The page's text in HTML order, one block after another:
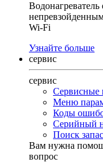
Wi-Fi
Узнайте больше
сервис
сервис
Сервисные
Меню
Коды
Серийный
Поиск
Вам нужна
вопрос